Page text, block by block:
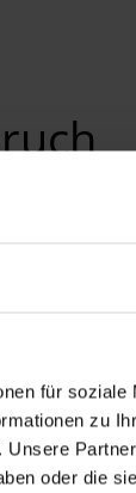
für soziale
zu
oder die